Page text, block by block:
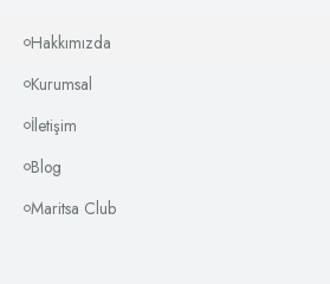
Hakkımızda
Kurumsal
İletişim
Blog
Maritsa Club